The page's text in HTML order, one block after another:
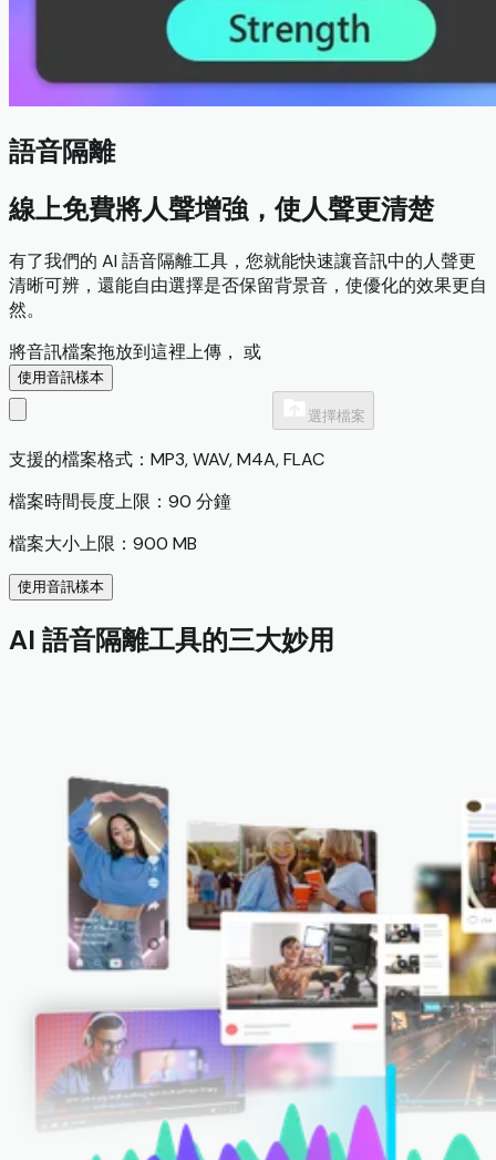
語音隔離
線上免費將人聲增強，使人聲更清楚
有了我們的 AI 語音隔離工具，您就能快速讓音訊中的人聲更
清晰可辨，還能自由選擇是否保留背景音，使優化的效果更自
然。
將音訊檔案拖放到這裡上傳， 或
使用音訊樣本
選擇檔案
支援的檔案格式：MP3, WAV, M4A, FLAC
檔案時間長度上限：90 分鐘
檔案大小上限：900 MB
使用音訊樣本
AI 語音隔離工具的三大妙用